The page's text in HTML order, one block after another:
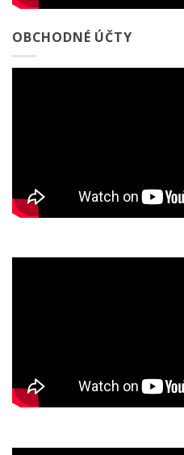
OBCHODNÉ ÚČTY